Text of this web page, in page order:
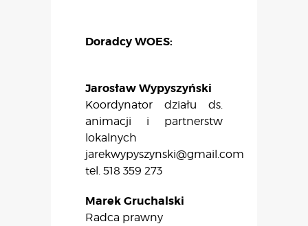
Doradcy WOES:
Jarosław Wypyszyński
Koordynator działu ds.
animacji i partnerstw
lokalnych
jarekwypyszynski@gmail.com
tel. 518 359 273
Marek Gruchalski
Radca prawny